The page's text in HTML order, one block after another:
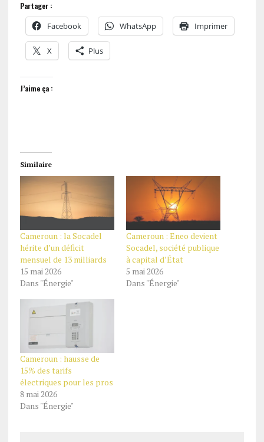
Partager :
Facebook WhatsApp Imprimer
X Plus
J’aime ça :
Similaire
Cameroun : la Socadel
hérite d’un déficit
mensuel de 13 milliards
15 mai 2026
Dans "Énergie"
Cameroun : Eneo devient
Socadel, société publique
à capital d’État
5 mai 2026
Dans "Énergie"
Cameroun : hausse de
15% des tarifs
électriques pour les pros
8 mai 2026
Dans "Énergie"